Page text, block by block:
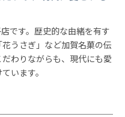
です。歴史的な由緒を有す
うさぎ」など加賀名菓の伝
わりながらも、現代にも愛
います。